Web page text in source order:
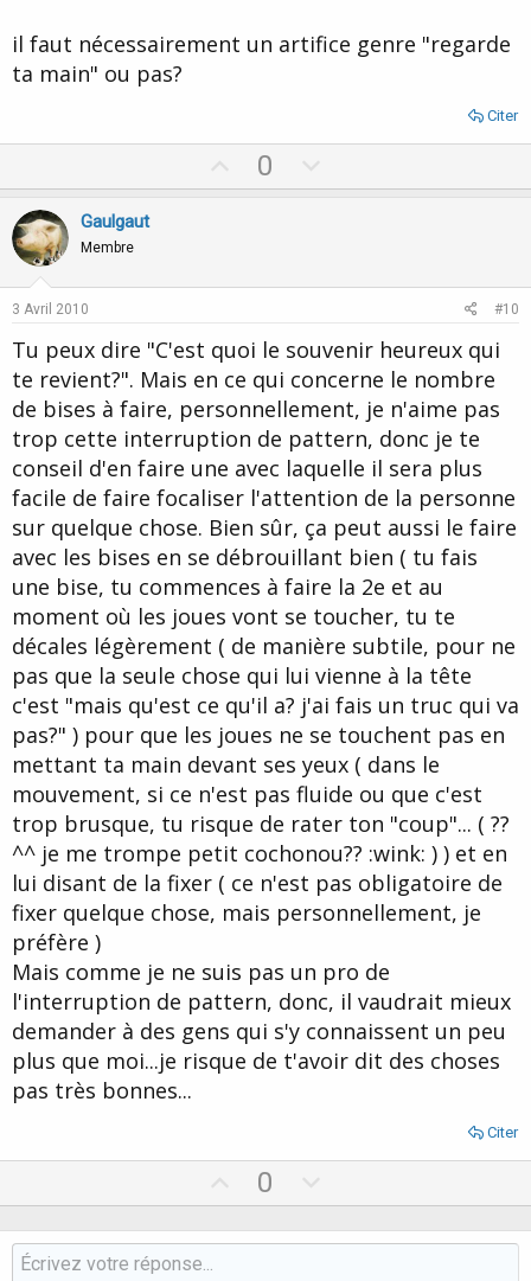
il faut nécessairement un artifice genre "regarde
ta main" ou pas?
Citer
p
t
0
o
v
e
Gaulgaut
Membre
3 Avril 2010 #10
Tu peux dire "C'est quoi le souvenir heureux qui
te revient?". Mais en ce qui concerne le nombre
de bises à faire, personnellement, je n'aime pas
trop cette interruption de pattern, donc je te
conseil d'en faire une avec laquelle il sera plus
facile de faire focaliser l'attention de la personne
sur quelque chose. Bien sûr, ça peut aussi le faire
avec les bises en se débrouillant bien ( tu fais
une bise, tu commences à faire la 2e et au
moment où les joues vont se toucher, tu te
décales légèrement ( de manière subtile, pour ne
pas que la seule chose qui lui vienne à la tête
c'est "mais qu'est ce qu'il a? j'ai fais un truc qui va
pas?" ) pour que les joues ne se touchent pas en
mettant ta main devant ses yeux ( dans le
mouvement, si ce n'est pas fluide ou que c'est
trop brusque, tu risque de rater ton "coup"... ( ??
^^ je me trompe petit cochonou?? :wink: ) ) et en
lui disant de la fixer ( ce n'est pas obligatoire de
fixer quelque chose, mais personnellement, je
préfère )
Mais comme je ne suis pas un pro de
l'interruption de pattern, donc, il vaudrait mieux
demander à des gens qui s'y connaissent un peu
plus que moi...je risque de t'avoir dit des choses
pas très bonnes...
Citer
p
v
0
o
w